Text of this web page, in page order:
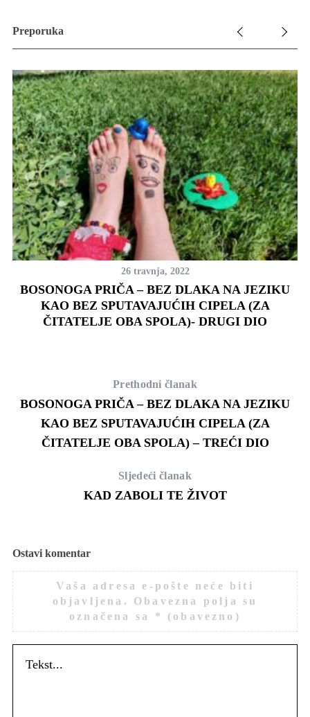
Preporuka
26 travnja, 2022
BOSONOGA PRIČA – BEZ DLAKA NA JEZIKU
KAO BEZ SPUTAVAJUĆIH CIPELA (ZA
ČITATELJE OBA SPOLA)- DRUGI DIO
Prethodni članak
BOSONOGA PRIČA – BEZ DLAKA NA JEZIKU
KAO BEZ SPUTAVAJUĆIH CIPELA (ZA
ČITATELJE OBA SPOLA) – TREĆI DIO
Sljedeći članak
KAD ZABOLI TE ŽIVOT
Ostavi komentar
Vaša adresa e-pošte neće biti
objavljena.
Obavezna polja su
označena sa * (obavezno)